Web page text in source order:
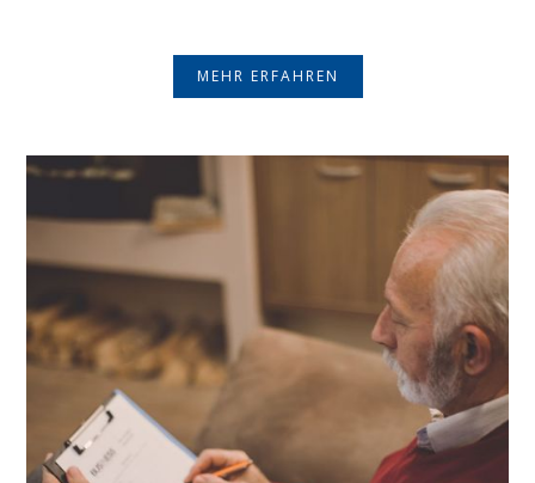
MEHR ERFAHREN